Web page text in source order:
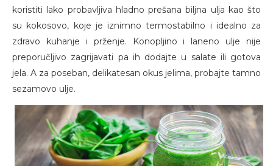
koristiti lako probavljiva hladno prešana biljna ulja kao što
su kokosovo, koje je iznimno termostabilno i idealno za
zdravo kuhanje i prženje. Konopljino i laneno ulje nije
preporučljivo zagrijavati pa ih dodajte u salate ili gotova
jela. A za poseban, delikatesan okus jelima, probajte tamno
sezamovo ulje.